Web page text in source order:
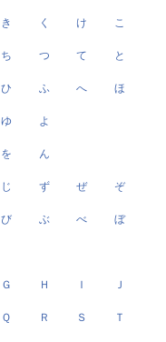
き く け こ
ち つ て と
ひ ふ へ ほ
ゆ よ
を ん
じ ず ぜ ぞ
び ぶ べ ぼ
Ｇ Ｈ Ｉ Ｊ
Ｑ Ｒ Ｓ Ｔ